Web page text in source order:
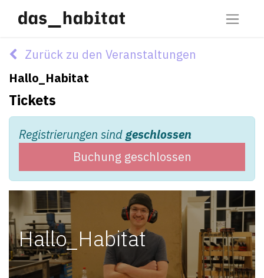
Zurück zu den Veranstaltungen
Hallo_Habitat
Tickets
Registrierungen sindgeschlossen
Buchung geschlossen
Hallo_Habitat